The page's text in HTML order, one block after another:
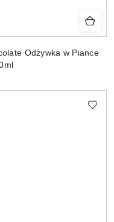
Odżywka w Piance